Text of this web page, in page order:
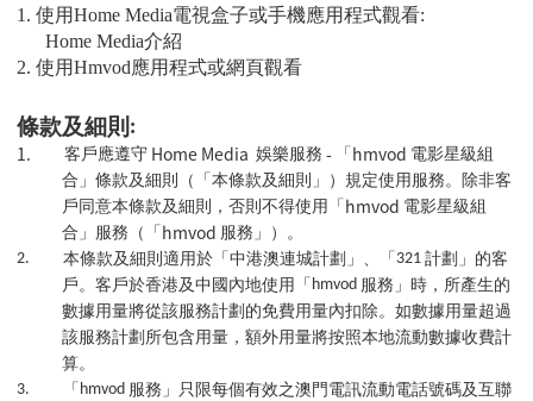
1. 使用Home Media電視盒子或手機應用程式觀看:
Home Media介紹
2. 使用Hmvod應用程式或網頁觀看
條款及細則 :
1. 客戶應遵守 Home Media 娛樂服務 - 「 hmvod 電影星級組
合」條款及細則（「本條款及細則」）規定使用服務。除非客
戶同意本條款及細則，否則不得使用「 hmvod 電影星級組
合」服務（「 hmvod 服務」）。
2.
本條款及細則適用於「中港澳連城計劃」、「 321 計劃」的客
戶。客戶於香港及中國內地使用「 hmvod 服務」時，所產生的
數據用量將從該服務計劃的免費用量內扣除。如數據用量超過
該服務計劃所包含用量，額外用量將按照本地流動數據收費計
算。
3.
「 hmvod 服務」只限每個有效之澳門電訊流動電話號碼及互聯